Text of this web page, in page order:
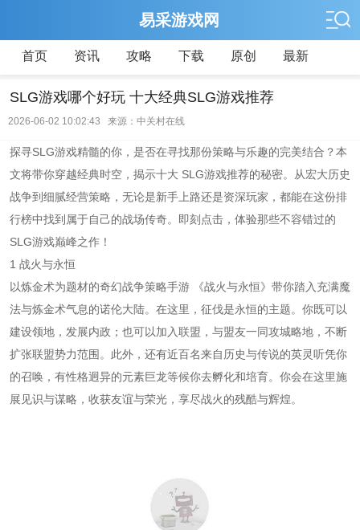
易采游戏网
首页 资讯 攻略 下载 原创 最新
SLG游戏哪个好玩 十大经典SLG游戏推荐
2026-06-02 10:02:43 来源：中关村在线
探寻SLG游戏精髓的你，是否在寻找那份策略与乐趣的完美结合？本
文将带你穿越经典时空，揭示十大 SLG游戏推荐的秘密。从宏大历史
战争到细腻经营策略，无论是新手上路还是资深玩家，都能在这份排
行榜中找到属于自己的战场传奇。即刻点击，体验那些不容错过的
SLG游戏巅峰之作！
1 战火与永恒
以炼金术为题材的奇幻战争策略手游 《战火与永恒》带你踏入充满魔
法与炼金术气息的诺伦大陆。在这里，征伐是永恒的主题。你既可以
建设领地，发展内政；也可以加入联盟，与盟友一同攻城略地，不断
扩张联盟势力范围。此外，还有近百名来自历史与传说的英灵听凭你
的召唤，有性格迥异的元素巨龙等候你去孵化和培育。你会在这里施
展见识与谋略，收获友谊与荣光，享尽战火的残酷与辉煌。